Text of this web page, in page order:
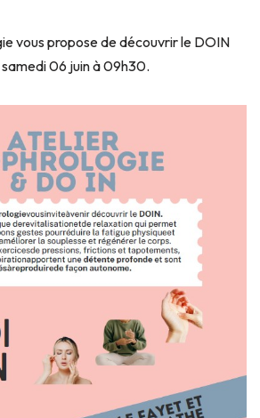
vous propose de découvrir le DOIN
06 juin à 09h30.